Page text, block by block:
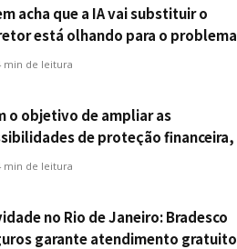
acha que a IA vai substituir o
está olhando para o problema
min de leitura
o objetivo de ampliar as
de proteção financeira,
Seguros eleva capital segurado
min de leitura
no Rio de Janeiro: Bradesco
garante atendimento gratuito